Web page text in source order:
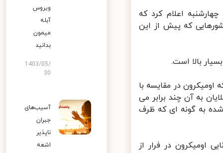
همه گیری هفتگی کووید-۱۹ امروز چهارشنبه اعلام کرد که
که پیش از این
بالا است.
در مقایسه با
به آن چند برابر می
به گونه ای که ظرف
در فرار از
ویروس
آبله
میمون
بدانید
1403/05/
30
آسیب‌های
جبران
ناپذیر
اشعه